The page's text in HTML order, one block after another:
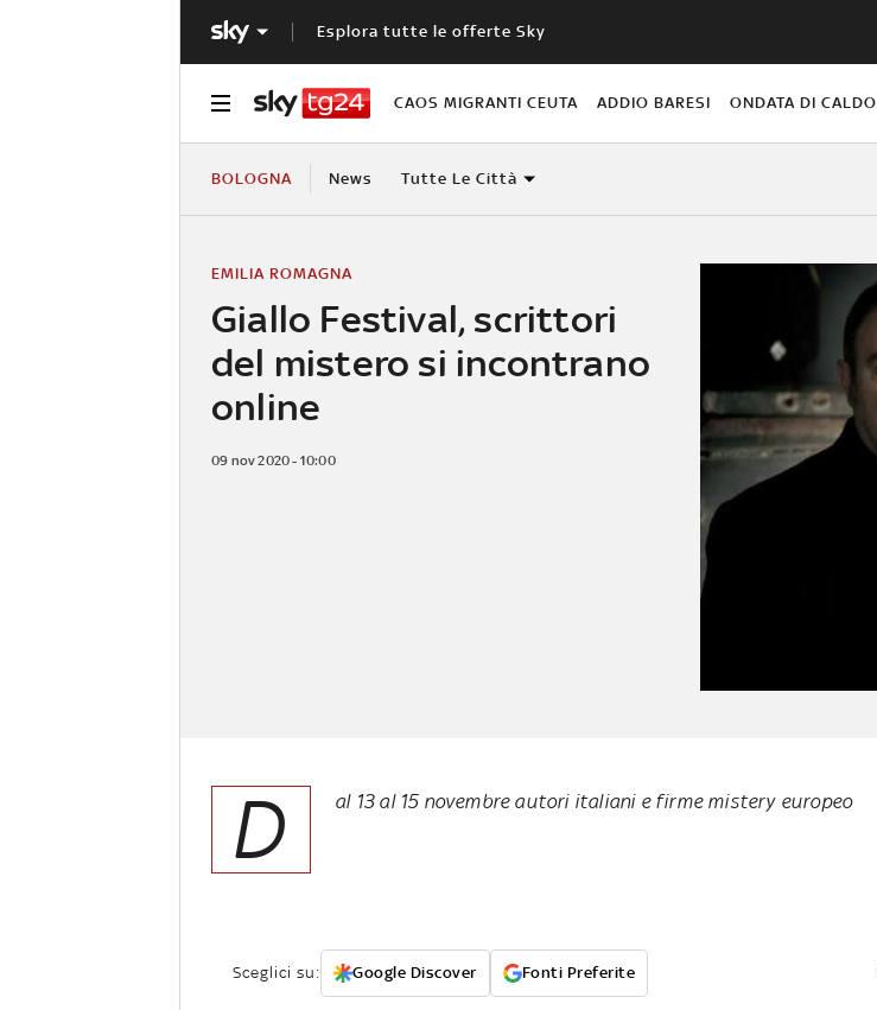
Esplora tutte le offerte Sky
CAOS MIGRANTI CEUTA ADDIO BARESI ONDATA DI CALDO
BOLOGNA News Tutte Le Città
Giallo Festival, scrittori
del mistero si incontrano
online
EMILIA ROMAGNA
09 nov 2020 - 10:00
D al 13 al 15 novembre autori italiani e firme mistery europeo
Sceglici su: Google Discover Fonti Preferite